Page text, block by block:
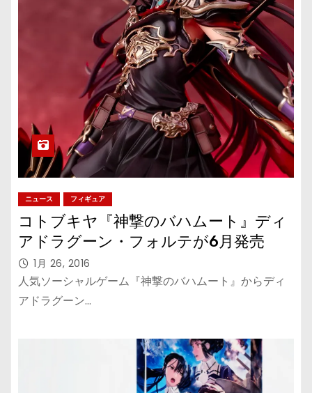
ニュース フィギュア
コトブキヤ『神撃のバハムート』ディ
アドラグーン・フォルテが6月発売
1月 26, 2016
人気ソーシャルゲーム『神撃のバハムート』からディ
アドラグーン…